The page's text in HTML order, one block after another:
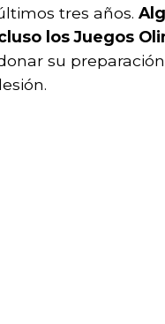
tres años.
los Juegos
su